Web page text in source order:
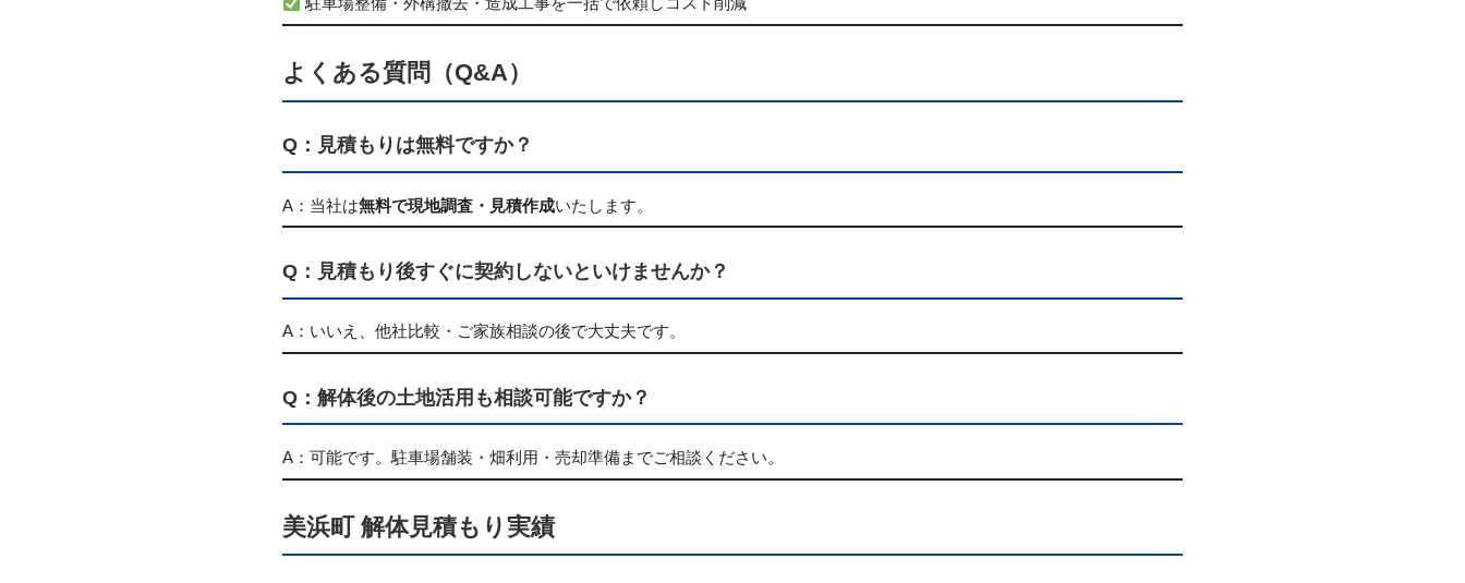
駐車場整備・外構撤去・造成工事を一括で依頼しコスト削減
よくある質問（Q&A）
Q：見積もりは無料ですか？
A：当社は無料で現地調査・見積作成いたします。
Q：見積もり後すぐに契約しないといけませんか？
A：いいえ、他社比較・ご家族相談の後で大丈夫です。
Q：解体後の土地活用も相談可能ですか？
A：可能です。駐車場舗装・畑利用・売却準備までご相談ください。
美浜町 解体見積もり実績